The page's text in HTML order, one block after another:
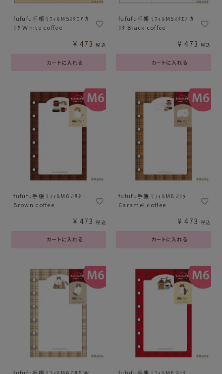
fufufu手帳 ﾘﾌｨﾙM5ｽｸｴｱ ｶ
ﾘﾀ Ｗhite coffee
カートに入れる
¥ 473 税込
fufufu手帳 ﾘﾌｨﾙM5ｽｸｴｱ ｶ
ﾘﾀ Black coffee
カートに入れる
¥ 473 税込
fufufu手帳 ﾘﾌｨﾙM6 ｶﾘﾀ
Brown coffee
カートに入れる
¥ 473 税込
fufufu手帳 ﾘﾌｨﾙM6 ｶﾘﾀ
Caramel coffee
カートに入れる
¥ 473 税込